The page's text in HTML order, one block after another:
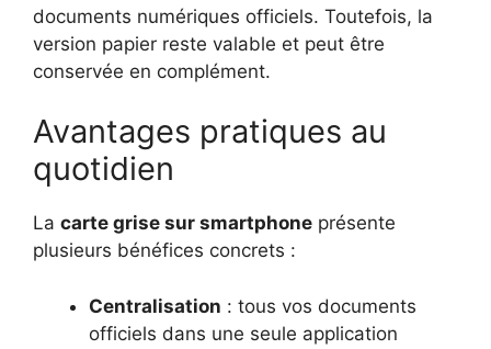
documents numériques officiels. Toutefois, la
version papier reste valable et peut être
conservée en complément.
Avantages pratiques au
quotidien
La carte grise sur smartphone présente
plusieurs bénéfices concrets :
Centralisation : tous vos documents
officiels dans une seule application